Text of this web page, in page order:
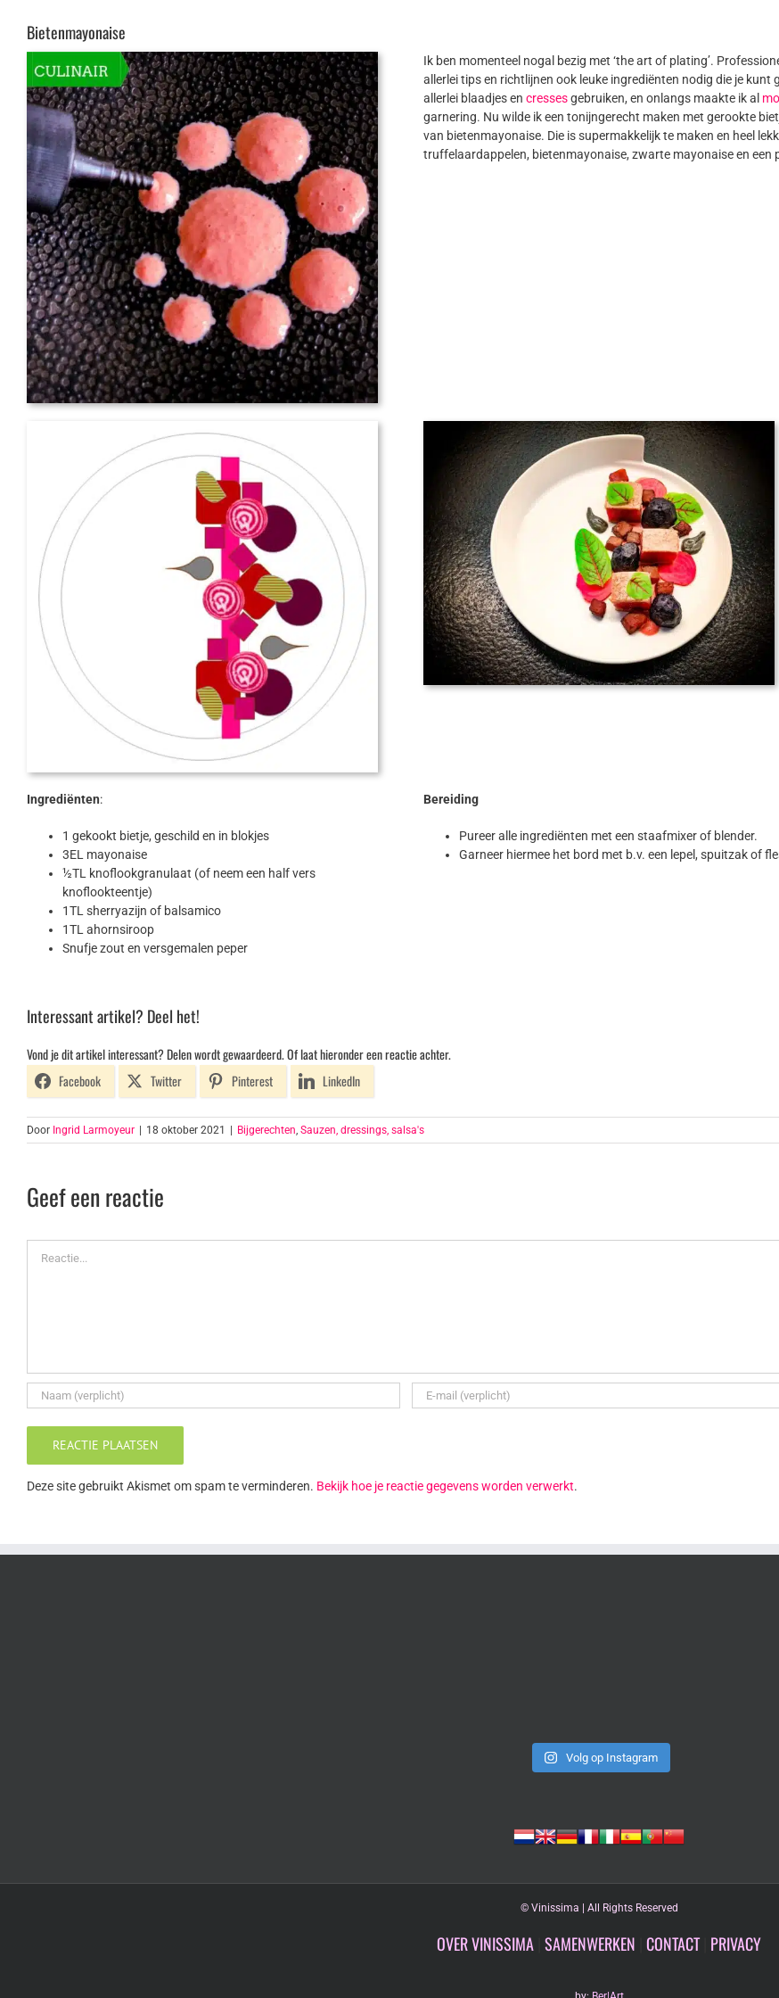
Bietenmayonaise
Ik ben momenteel nogal bezig met ‘the art of plating’.
allerlei tips en richtlijnen ook leuke ingrediënten nodig die je
allerlei blaadjes encressesgebruiken, en onlangs maakte ik al
garnering. Nu wilde ik een tonijngerecht maken met gerookte
van bietenmayonaise. Die is supermakkelijk te maken en heel
truffelaardappelen, bietenmayonaise, zwarte mayonaise en een
Ingrediënten:
1 gekookt bietje, geschild en in blokjes
3EL mayonaise
½TL knoflookgranulaat (of neem een half vers
knoflookteentje)
1TL sherryazijn of balsamico
1TL ahornsiroop
Snufje zout en versgemalen peper
Bereiding
Pureer alle ingrediënten met een staafmixer of blender.
Garneer hiermee het bord met b.v. een lepel, spuitzak of
Interessant artikel? Deel het!
Vond je dit artikel interessant? Delen wordt gewaardeerd. Of laat hieronder een reactie achter.
Facebook
Twitter Pinterest LinkedIn
Door Ingrid Larmoyeur 18 oktober 2021 Bijgerechten, Sauzen, dressings, salsa's
Geef een reactie
Deze site gebruikt Akismet om spam te verminderen. Bekijk hoe je reactie gegevens worden verwerkt.
Volg op Instagram
© Vinissima | All Rights Reserved
OVER VINISSIMA SAMENWERKEN CONTACT| PRIVACY